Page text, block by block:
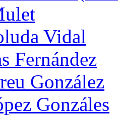
Vidal
Fernández
González
Gonzáles